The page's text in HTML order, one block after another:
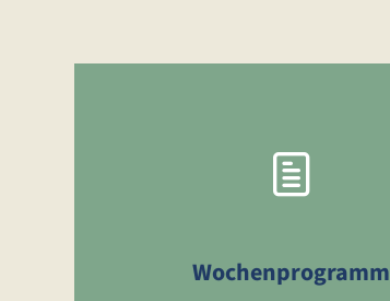
Wochenprogramm